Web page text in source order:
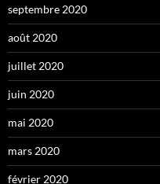
septembre 2020
août 2020
juillet 2020
juin 2020
mai 2020
mars 2020
février 2020